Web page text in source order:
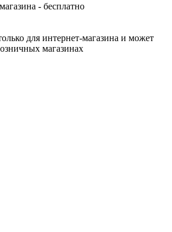
- бесплатно
для интернет-магазина и может
магазинах